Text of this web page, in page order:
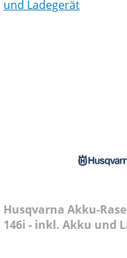
Husqvarna Akku-
146i - inkl. Akku und